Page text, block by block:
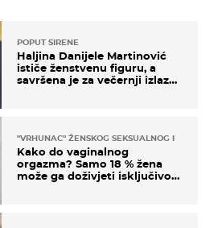
POPUT SIRENE
Haljina Danijele Martinović
ističe ženstvenu figuru, a
savršena je za večernji izlazak
"VRHUNAC" ŽENSKOG SEKSUALNOG ISKUSTVA
Kako do vaginalnog
orgazma? Samo 18 % žena
može ga doživjeti isključivo